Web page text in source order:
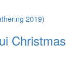
Christmas